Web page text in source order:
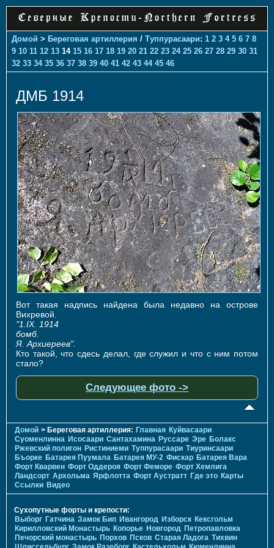
Домой > Береговая артиллерия / Туппурасаари: 1 2 3 4 5 6 7 8
9 10 11 12 13 14 15 16 17 18 19 20 21 22 23 24 25 26 27 28 29 30 31
32 33 34 35 36 37 38 39 40 41 42 43 44 45 46
ДМБ 1914
Вот такая надпись найдена была недавно на острове
Вихревой.
"1.IX. 1914
бомб.
Я. Архиереев".
Кто такой, что сдесь делал, где служил и что с ним потом
стало?
Следующее фото ->
Домой > Береговая артиллерия: Главная Куйвасаари
Суоменлиннa Исосаари Сантахамина Руссаре Эре Болакс
Ржевский полигон Ристиниеми Туппурасаари Тиуринсаари
Бъорке Батарея Пуумала Батарея МУ-2 Фискар Батарея Вара
Форт Кварвен Форт Оддероя Форт Феморе Форт Хемлига
Ландсорт Архольма Ярфлотта Форт Аустратт Где это Карты
Ссылки Видео
Сухопутные форты и крепости:
Выборг Гатчина Замок Бип Ивангород Изборск Кексгольм
Кирилловский Монастырь Копорье Новгород Петропавловка
Печорcкий монастырь Порхов Псков Старая Ладога Тихвин